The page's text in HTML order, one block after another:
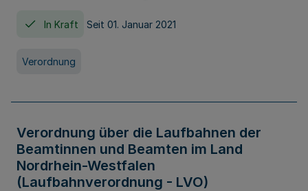
In Kraft Seit 01. Januar 2021
Verordnung
Verordnung über die Laufbahnen der
Beamtinnen und Beamten im Land
Nordrhein-Westfalen
(Laufbahnverordnung - LVO)